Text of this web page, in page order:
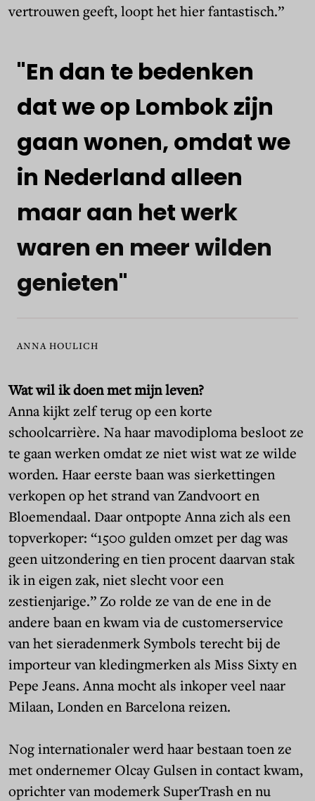
vertrouwen geeft, loopt het hier fantastisch.”
"En dan te bedenken
datweop Lombokzijn
gaan wonen, omdatwe
in Nederland alleen
maar aan hetwerk
waren en meerwilden
genieten"
ANNA HOULICH
Wat wil ik doen met mijn leven?
Anna kijkt zelf terug op een korte
schoolcarrière. Na haar mavodiploma besloot ze
te gaan werken omdat ze niet wist wat ze wilde
worden. Haar eerste baan was sierkettingen
verkopen op het strand van Zandvoort en
Bloemendaal. Daar ontpopte Anna zich als een
topverkoper: “1500 gulden omzet per dag was
geen uitzondering en tien procent daarvan stak
ik in eigen zak, niet slecht voor een
zestienjarige.” Zo rolde ze van de ene in de
andere baan en kwam via de customerservice
van het sieradenmerk Symbols terecht bij de
importeur van kledingmerken als Miss Sixty en
Pepe Jeans. Anna mocht als inkoper veel naar
Milaan, Londen en Barcelona reizen.
Nog internationaler werd haar bestaan toen ze
met ondernemer Olcay Gulsen in contact kwam,
oprichter van modemerk SuperTrash en nu